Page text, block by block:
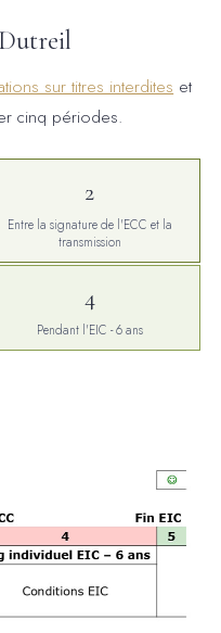
sur titres interdites et
cinq périodes.
2
Entre la signature de l'ECC et la
transmission
4
Pendant l'EIC - 6 ans